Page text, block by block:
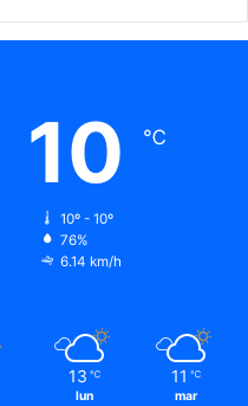
10 ℃
10º - 10º
76%
6.14 km/h
13 ℃
lun
11 ℃
mar